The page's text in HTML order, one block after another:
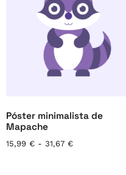
Póster minimalista de
Mapache
15,99 € - 31,67 €